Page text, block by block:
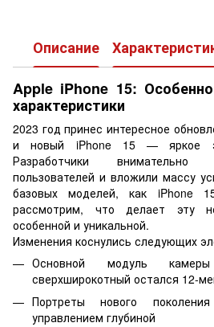
Описание
Apple iPhone 15:
характеристики
2023 год принес интересное
и новый iPhone 15 — яркое
Разработчики
пользователей и вложили массу
базовых моделей, как iPhone
рассмотрим, что делает эту
особенной и уникальной.
Изменения коснулись следующих
Основной модуль
сверхширокотный остался 12-
Портреты нового
управлением глубиной